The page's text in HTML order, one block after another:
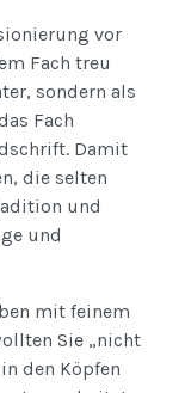
vor
Fach treu
sondern als
Fach
Damit
die selten
und
und
mit feinem
Sie „nicht
den Köpfen